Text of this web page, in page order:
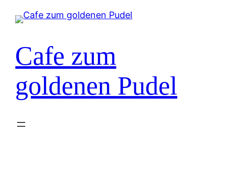
Inhalt
Cafe zum
goldenen Pudel